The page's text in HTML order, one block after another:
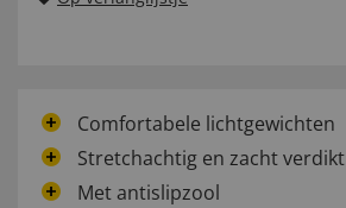
Comfortabele lichtgewichten
Stretchachtig en zacht verdikt
Met antislipzool